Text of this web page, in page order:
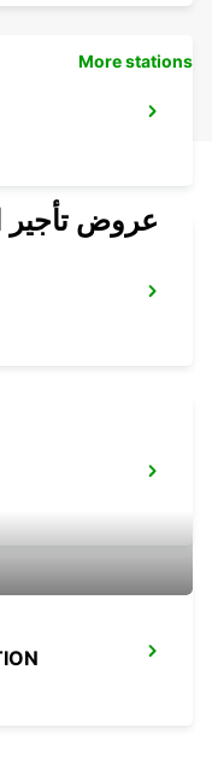
More stations
عروض تأجير